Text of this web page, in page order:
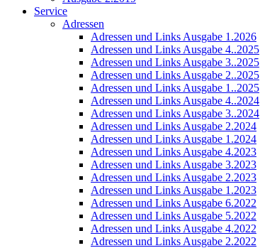
Service
Adressen
Adressen und Links Ausgabe 1.2026
Adressen und Links Ausgabe 4..2025
Adressen und Links Ausgabe 3..2025
Adressen und Links Ausgabe 2..2025
Adressen und Links Ausgabe 1..2025
Adressen und Links Ausgabe 4..2024
Adressen und Links Ausgabe 3..2024
Adressen und Links Ausgabe 2.2024
Adressen und Links Ausgabe 1.2024
Adressen und Links Ausgabe 4.2023
Adressen und Links Ausgabe 3.2023
Adressen und Links Ausgabe 2.2023
Adressen und Links Ausgabe 1.2023
Adressen und Links Ausgabe 6.2022
Adressen und Links Ausgabe 5.2022
Adressen und Links Ausgabe 4.2022
Adressen und Links Ausgabe 2.2022